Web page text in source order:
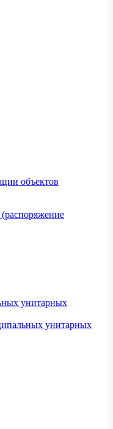
объектов
унитарных
унитарных